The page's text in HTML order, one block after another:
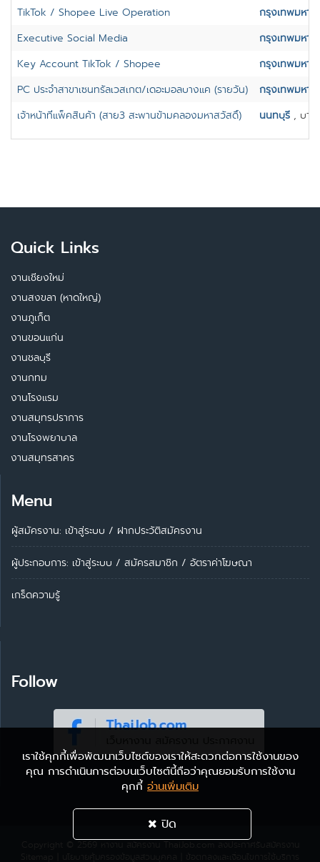
TikTok / Shopee Live Operation
กรุงเทพมหาน
Executive Social Media
กรุงเทพมหาน
Key Account TikTok / Shopee
กรุงเทพมหาน
PC ประจำสาขาเซนทรัลเวสเกต/เดอะมอลบางแค (รายวัน)
กรุงเทพมหาน
เจ้าหน้าที่แพ็คสินค้า (สาย3 สะพานข้ามคลองมหาสวัสดิ์)
นนทบุรี , บา
Quick Links
งานเชียงใหม่
งานสงขลา (หาดใหญ่)
งานภูเก็ต
งานขอนแก่น
งานชลบุรี
งานกทม
งานโรงแรม
งานสมุทรปราการ
งานโรงพยาบาล
งานสมุทรสาคร
Menu
ผู้สมัครงาน: เข้าสู่ระบบ / ฝากประวัติสมัครงาน
ผู้ประกอบการ: เข้าสู่ระบบ / สมัครสมาชิก / อัตราค่าโฆษณา
เกร็ดความรู้
Follow
เราใช้คุกกี้เพื่อพัฒนาเว็บไซต์ของเราให้สะดวกต่อการใช้งานของ
คุณ การดำเนินการต่อบนเว็บไซต์นี้ถือว่าคุณยอมรับการใช้งาน
คุกกี้ อ่านเพิ่มเติม
ปิด